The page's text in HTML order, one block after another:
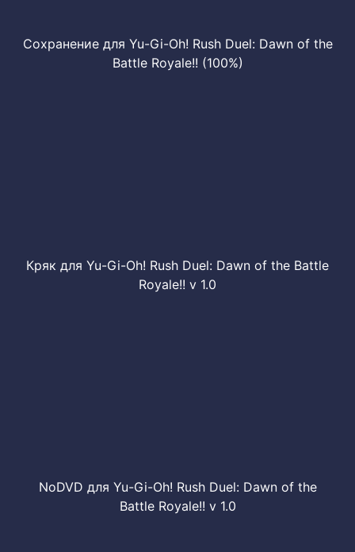
Сохранение для Yu-Gi-Oh! Rush Duel: Dawn of the
Battle Royale!! (100%)
Кряк для Yu-Gi-Oh! Rush Duel: Dawn of the Battle
Royale!! v 1.0
NoDVD для Yu-Gi-Oh! Rush Duel: Dawn of the
Battle Royale!! v 1.0